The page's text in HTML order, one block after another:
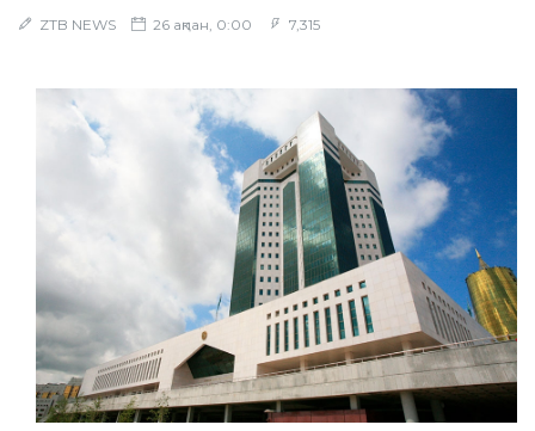
ZTB NEWS 26 ақпан, 0:00 7,315